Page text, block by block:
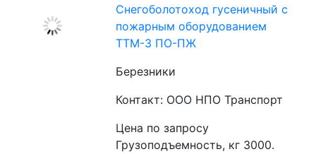
Снегоболотоход гусеничный с
пожарным оборудованием
ТТМ-3 ПО-ПЖ
Березники
Контакт: ООО НПО Транспорт
Цена по запросу
Грузоподъемность, кг 3000.